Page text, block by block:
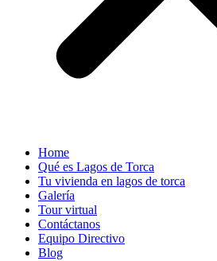
Home
Qué es Lagos de Torca
Tu vivienda en lagos de torca
Galería
Tour virtual
Contáctanos
Equipo Directivo
Blog